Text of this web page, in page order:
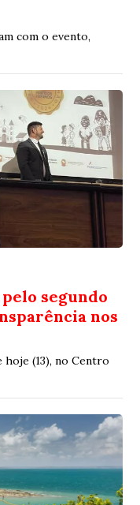
com o evento,
segundo
nos
hoje (13), no Centro